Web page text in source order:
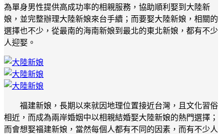
為單身男性提供高成功率的相親服務，協助順利娶到大陸新
娘，並完整辦理大陸新娘來台手續；而要娶大陸新娘，相關的
選擇也不少，從最南的海南新娘到最北的東北新娘，都有不少
人迎娶。
福建新娘，長期以來就因地理位置接近台灣，且文化習俗
相近，而成為兩岸婚姻中以相親結婚娶大陸新娘的熱門選擇；
而會想娶福建新娘，當然每個人都有不同的因素，而有不少人